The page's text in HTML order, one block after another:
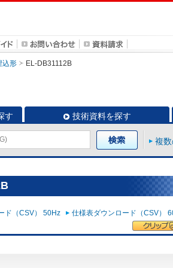
込形 EL-DB31112B
す 技術資料を探す
複
ド（CSV） 50Hz 仕様表ダウンロード（CSV）